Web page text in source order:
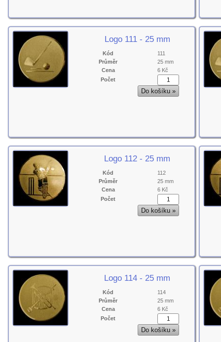
Logo 111 - 25 mm
Kód
111
Průměr
25 mm
Cena
6 Kč
Počet
Logo 112 - 25 mm
Kód
112
Průměr
25 mm
Cena
6 Kč
Počet
Logo 114 - 25 mm
Kód
114
Průměr
25 mm
Cena
6 Kč
Počet